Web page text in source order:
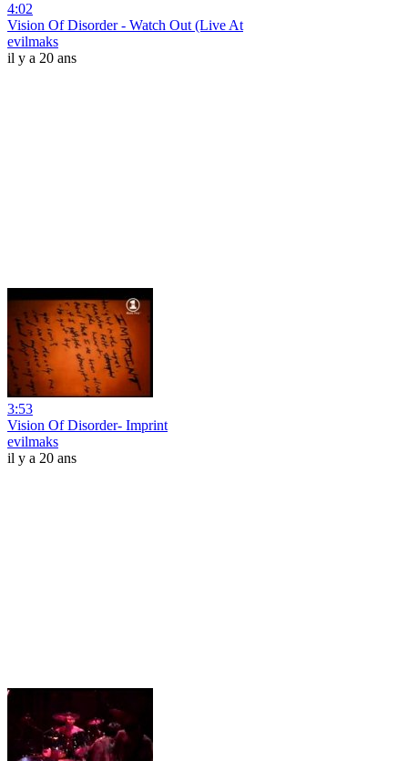
4:02
Vision Of Disorder - Watch Out (Live At
evilmaks
il y a 20 ans
3:53
Vision Of Disorder- Imprint
evilmaks
il y a 20 ans